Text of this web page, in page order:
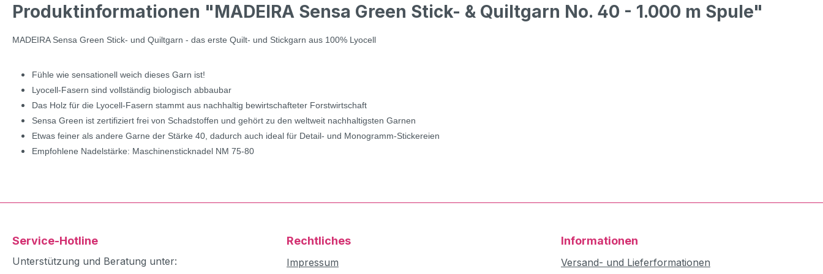
Produktinformationen "MADEIRA Sensa Green Stick- & Quiltgarn No. 40 - 1.000 m Spule"
MADEIRA Sensa Green Stick- und Quiltgarn - das erste Quilt- und Stickgarn aus 100% Lyocell
Fühle wie sensationell weich dieses Garn ist!
Lyocell-Fasern sind vollständig biologisch abbaubar
Das Holz für die Lyocell-Fasern stammt aus nachhaltig bewirtschafteter Forstwirtschaft
Sensa Green ist zertifiziert frei von Schadstoffen und gehört zu den weltweit nachhaltigsten Garnen
Etwas feiner als andere Garne der Stärke 40, dadurch auch ideal für Detail- und Monogramm-Stickereien
Empfohlene Nadelstärke: Maschinensticknadel NM 75-80
Service-Hotline
Unterstützung und Beratung unter:
Rechtliches
Impressum
Informationen
Versand- und Lieferformationen